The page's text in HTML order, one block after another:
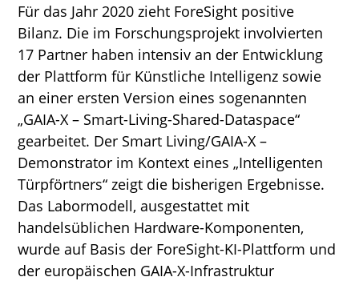
Für das Jahr 2020 zieht ForeSight positive
Bilanz. Die im Forschungsprojekt involvierten
17 Partner haben intensiv an der Entwicklung
der Plattform für Künstliche Intelligenz sowie
an einer ersten Version eines sogenannten
„GAIA-X – Smart-Living-Shared-Dataspace“
gearbeitet. Der Smart Living/GAIA-X –
Demonstrator im Kontext eines „Intelligenten
Türpförtners“ zeigt die bisherigen Ergebnisse.
Das Labormodell, ausgestattet mit
handelsüblichen Hardware-Komponenten,
wurde auf Basis der ForeSight-KI-Plattform und
der europäischen GAIA-X-Infrastruktur